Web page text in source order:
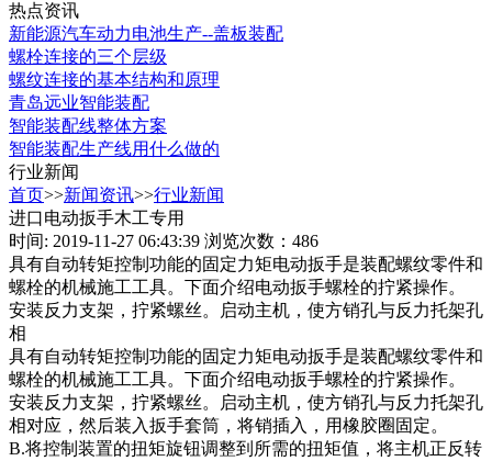
热点资讯
新能源汽车动力电池生产--盖板装配
螺栓连接的三个层级
螺纹连接的基本结构和原理
青岛远业智能装配
智能装配线整体方案
智能装配生产线用什么做的
行业新闻
首页>>新闻资讯>>行业新闻
进口电动扳手木工专用
时间: 2019-11-27 06:43:39 浏览次数：486
具有自动转矩控制功能的固定力矩电动扳手是装配螺纹零件和
螺栓的机械施工工具。下面介绍电动扳手螺栓的拧紧操作。
安装反力支架，拧紧螺丝。启动主机，使方销孔与反力托架孔
相
具有自动转矩控制功能的固定力矩电动扳手是装配螺纹零件和
螺栓的机械施工工具。下面介绍电动扳手螺栓的拧紧操作。
安装反力支架，拧紧螺丝。启动主机，使方销孔与反力托架孔
相对应，然后装入扳手套筒，将销插入，用橡胶圈固定。
B.将控制装置的扭矩旋钮调整到所需的扭矩值，将主机正反转